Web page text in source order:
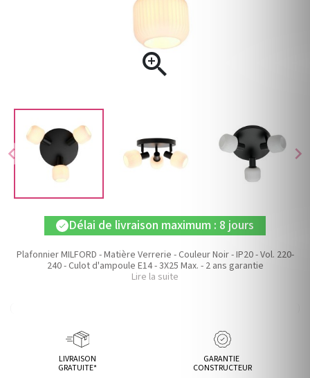
chevron_left chevron_right

check Délai de livraison maximum : 8 jours
Plafonnier MILFORD - Matière Verrerie - Couleur Noir - IP20 - Vol. 220-
240 - Culot d'ampoule E14 - 3X25 Max. - 2 ans garantie
Lire la suite
LIVRAISON
GRATUITE*
GARANTIE
CONSTRUCTEUR